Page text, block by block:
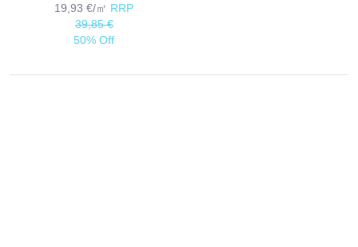
19,93 €/㎡ RRP
39,85 €
50% Off